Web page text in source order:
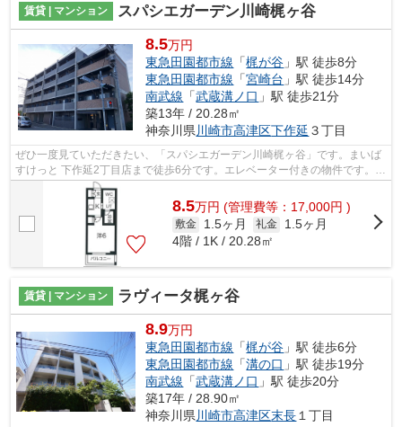
賃貸 | マンション スパシエガーデン川崎梶ヶ谷
8.5万円
東急田園都市線 「梶が谷 」駅 徒歩8分
東急田園都市線 「宮崎台 」駅 徒歩14分
南武線 「武蔵溝ノ口 」駅 徒歩21分
築13年 / 20.28㎡
神奈川県 川崎市高津区下作延 ３丁目
ぜひ一度見ていただきたい、「スパシエガーデン川崎梶ヶ谷」です。まいば
すけっと 下作延2丁目店まで徒歩6分です。エレベーター付きの物件です。こ
ちらの物件はマンションです。興味を...
8.5万円 (管理費等：17,000円 )
敷金 1.5ヶ月 礼金
1.5ヶ月
4階 / 1K / 20.28㎡
賃貸 | マンション ラヴィータ梶ヶ谷
8.9万円
東急田園都市線 「梶が谷 」駅 徒歩6分
東急田園都市線 「溝の口 」駅 徒歩19分
南武線 「武蔵溝ノ口 」駅 徒歩20分
築17年 / 28.90㎡
神奈川県 川崎市高津区末長 １丁目